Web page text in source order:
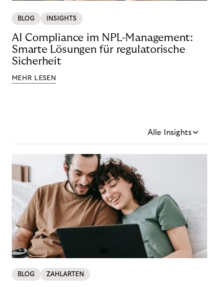
BLOG INSIGHTS
AI Compliance im NPL-Management:
Smarte Lösungen für regulatorische
Sicherheit
MEHR LESEN
Alle Insights
BLOG ZAHLARTEN